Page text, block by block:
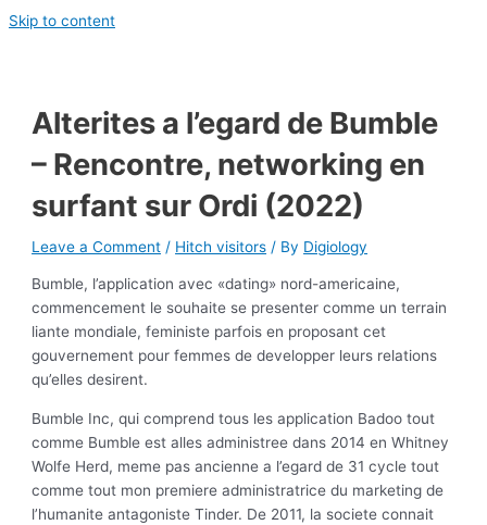
Skip to content
Alterites a l’egard de Bumble
– Rencontre, networking en
surfant sur Ordi (2022)
Leave a Comment / Hitch visitors / By Digiology
Bumble, l’application avec «dating» nord-americaine,
commencement le souhaite se presenter comme un terrain
liante mondiale, feministe parfois en proposant cet
gouvernement pour femmes de developper leurs relations
qu’elles desirent.
Bumble Inc, qui comprend tous les application Badoo tout
comme Bumble est alles administree dans 2014 en Whitney
Wolfe Herd, meme pas ancienne a l’egard de 31 cycle tout
comme tout mon premiere administratrice du marketing de
l’humanite antagoniste Tinder. De 2011, la societe connait